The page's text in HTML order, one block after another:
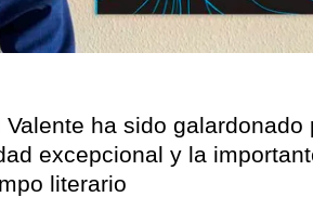
ha sido galardonado
excepcional y la
literario